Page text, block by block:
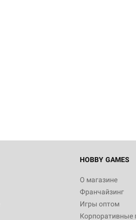
HOBBY GAMES
О магазине
Франчайзинг
Игры оптом
Корпоративные